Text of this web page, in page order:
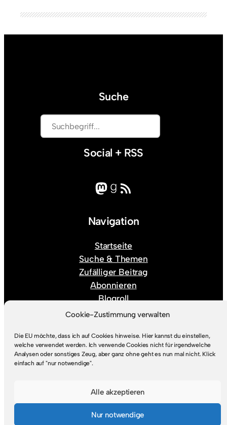
Cookie-Zustimmung verwalten
Die EU möchte, dass ich auf Cookies hinweise. Hier kannst du einstellen,
welche verwendet werden. Ich verwende Cookies nicht für irgendwelche
Analysen oder sonstiges Zeug, aber ganz ohne geht es nun mal nicht. Klick
einfach auf "nur notwendige".
Alle akzeptieren
Nur notwendige
Suche
Social + RSS
Mastodon Goodreads RSS-Feed
Navigation
Startseite
Suche & Themen
Zufälliger Beitrag
Abonnieren
Blogroll
Über mich
Rechtlicher Kram
Impressum